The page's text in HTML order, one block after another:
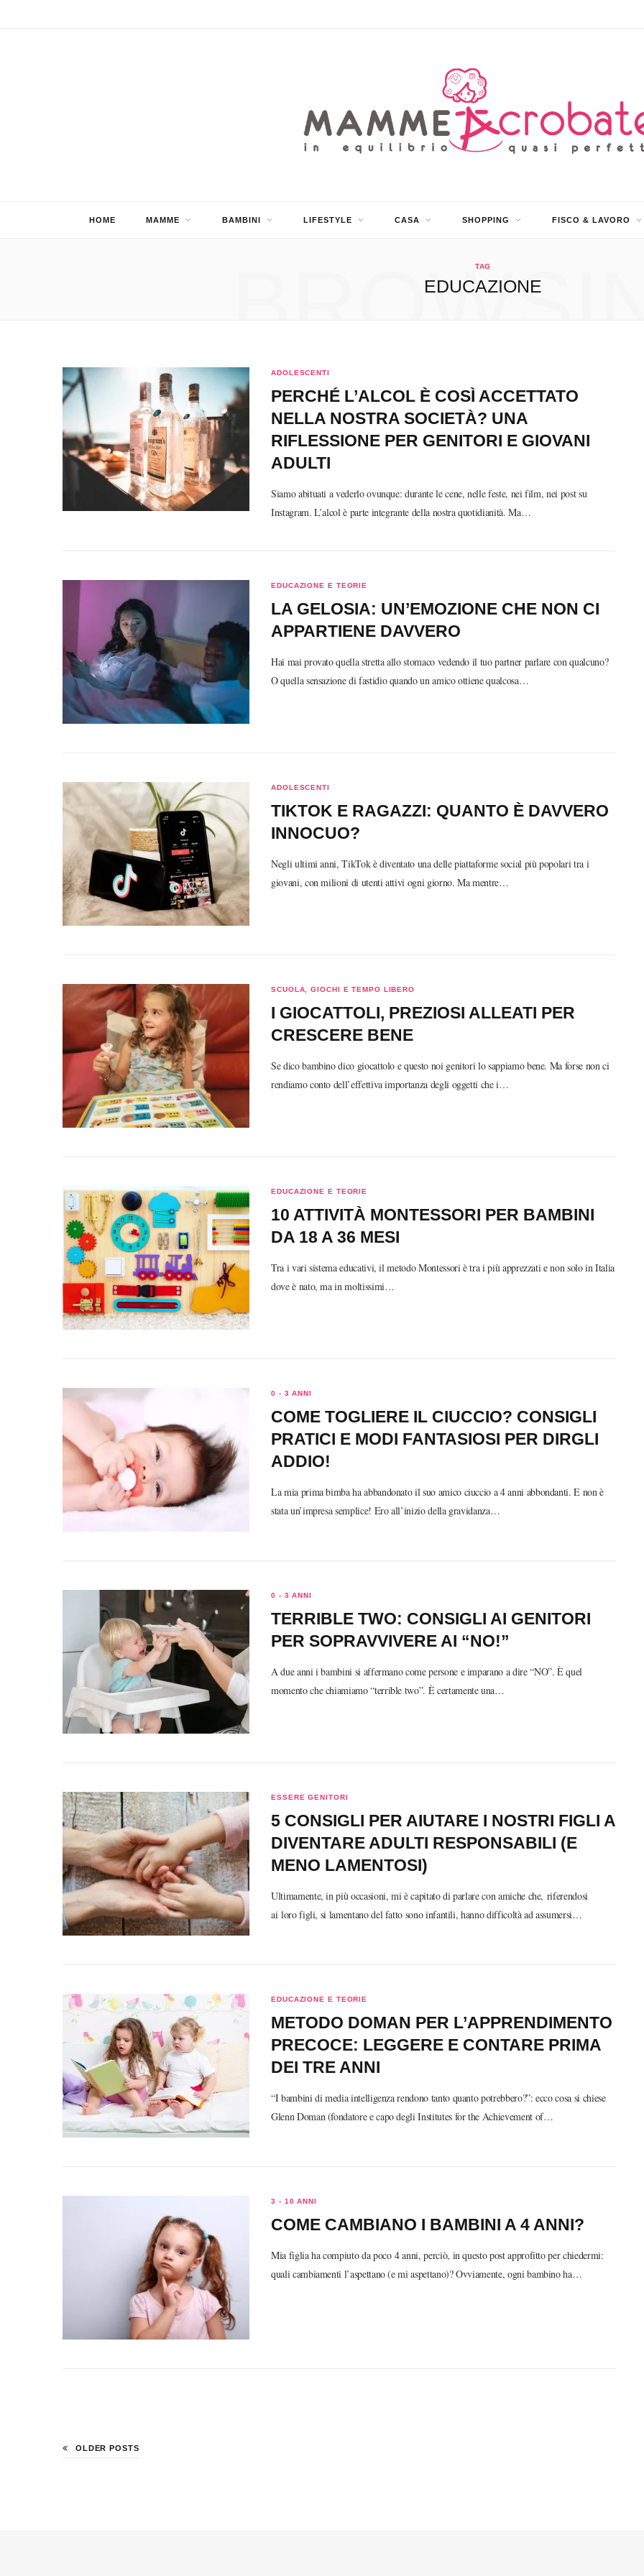
HOME MAMME BAMBINI LIFESTYLE CASA SHOPPING FISCO & LAVORO
TAG
EDUCAZIONE
ADOLESCENTI
PERCHÉ L’ALCOL È COSÌ ACCETTATO
NELLA NOSTRA SOCIETÀ? UNA
RIFLESSIONE PER GENITORI E GIOVANI
ADULTI
Siamo abituati a vederlo ovunque: durante le cene, nelle feste, nei film, nei post su
Instagram. L’alcol è parte integrante della nostra quotidianità. Ma…
EDUCAZIONE E TEORIE
LA GELOSIA: UN’EMOZIONE CHE NON CI
APPARTIENE DAVVERO
Hai mai provato quella stretta allo stomaco vedendo il tuo partner parlare con qualcuno?
O quella sensazione di fastidio quando un amico ottiene qualcosa…
ADOLESCENTI
TIKTOK E RAGAZZI: QUANTO È DAVVERO
INNOCUO?
Negli ultimi anni, TikTok è diventato una delle piattaforme social più popolari tra i
giovani, con milioni di utenti attivi ogni giorno. Ma mentre…
SCUOLA, GIOCHI E TEMPO LIBERO
I GIOCATTOLI, PREZIOSI ALLEATI PER
CRESCERE BENE
Se dico bambino dico giocattolo e questo noi genitori lo sappiamo bene. Ma forse non ci
rendiamo conto dell’effettiva importanza degli oggetti che i…
EDUCAZIONE E TEORIE
10 ATTIVITÀ MONTESSORI PER BAMBINI
DA 18 A 36 MESI
Tra i vari sistema educativi, il metodo Montessori è tra i più apprezzati e non solo in Italia
dove è nato, ma in moltissimi…
0 - 3 ANNI
COME TOGLIERE IL CIUCCIO? CONSIGLI
PRATICI E MODI FANTASIOSI PER DIRGLI
ADDIO!
La mia prima bimba ha abbandonato il suo amico ciuccio a 4 anni abbondanti. E non è
stata un’impresa semplice! Ero all’inizio della gravidanza…
0 - 3 ANNI
TERRIBLE TWO: CONSIGLI AI GENITORI
PER SOPRAVVIVERE AI “NO!”
A due anni i bambini si affermano come persone e imparano a dire “NO”. È quel
momento che chiamiamo “terrible two”. È certamente una…
ESSERE GENITORI
5 CONSIGLI PER AIUTARE I NOSTRI FIGLI A
DIVENTARE ADULTI RESPONSABILI (E
MENO LAMENTOSI)
Ultimamente, in più occasioni, mi è capitato di parlare con amiche che, riferendosi
ai loro figli, si lamentano del fatto sono infantili, hanno difficoltà ad assumersi…
EDUCAZIONE E TEORIE
METODO DOMAN PER L’APPRENDIMENTO
PRECOCE: LEGGERE E CONTARE PRIMA
DEI TRE ANNI
“I bambini di media intelligenza rendono tanto quanto potrebbero?”: ecco cosa si chiese
Glenn Doman (fondatore e capo degli Institutes for the Achievement of…
3 - 10 ANNI
COME CAMBIANO I BAMBINI A 4 ANNI?
Mia figlia ha compiuto da poco 4 anni, perciò, in questo post approfitto per chiedermi:
quali cambiamenti l’aspettano (e mi aspettano)? Ovviamente, ogni bambino ha…
OLDER POSTS